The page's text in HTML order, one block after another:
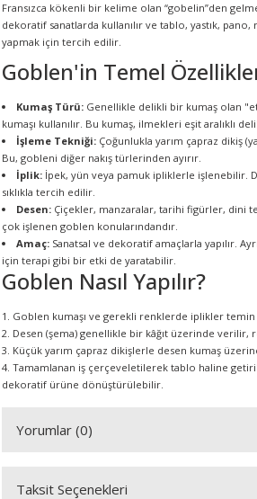
Fransızca kökenli bir kelime olan “gobelin”den
dekoratif sanatlarda kullanılır ve tablo, yastık,
yapmak için tercih edilir.
Goblen'in Temel
Kumaş Türü: Genellikle delikli bir kumaş olan
kumaşı kullanılır. Bu kumaş, ilmekleri eşit aralıklı
İşleme Tekniği: Çoğunlukla yarım çapraz dikiş
Bu, gobleni diğer nakış türlerinden ayırır.
İplik: İpek, yün veya pamuk ipliklerle işlenebilir.
sıklıkla tercih edilir.
Desen: Çiçekler, manzaralar, tarihi figürler, dini
çok işlenen goblen konularındandır.
Amaç: Sanatsal ve dekoratif amaçlarla yapılır.
için terapi gibi bir etki de yaratabilir.
Goblen Nasıl Yapılır?
Goblen kumaşı ve gerekli renklerde iplikler
Desen (şema) genellikle bir kâğıt üzerinde verilir,
Küçük yarım çapraz dikişlerle desen kumaş
Tamamlanan iş çerçeveletilerek tablo haline
dekoratif ürüne dönüştürülebilir.
Yorumlar (0)
Taksit Seçenekleri